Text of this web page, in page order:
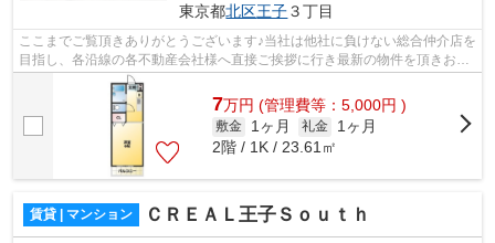
東京都北区王子３丁目
ここまでご覧頂きありがとうございます♪当社は他社に負けない総合仲介店を
目指し、各沿線の各不動産会社様へ直接ご挨拶に行き最新の物件を頂きお客
様へ提供しております！最新の情報は...
7万円 (管理費等：5,000円 )
敷金 1ヶ月 礼金
1ヶ月
2階 / 1K / 23.61㎡
賃貸 | マンション ＣＲＥＡＬ王子Ｓｏｕｔｈ